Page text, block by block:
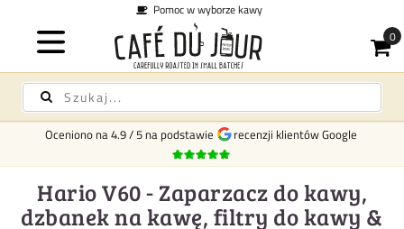
Oceniono na4.9/5 na podstawie recenzji klientów Google
Hario V60 - Zaparzacz do kawy,
dzbanek na kawę, filtry do kawy &